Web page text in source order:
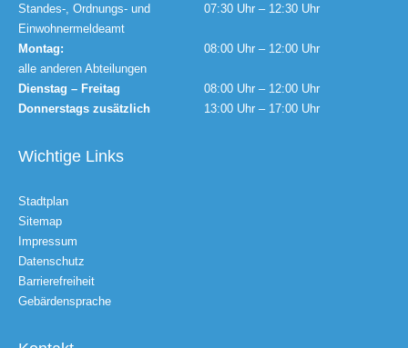
Standes-, Ordnungs- und
Einwohnermeldeamt
07:30 Uhr – 12:30 Uhr
Montag:
alle anderen Abteilungen
08:00 Uhr – 12:00 Uhr
Dienstag – Freitag
08:00 Uhr – 12:00 Uhr
Donnerstags zusätzlich
13:00 Uhr – 17:00 Uhr
Wichtige Links
Stadtplan
Sitemap
Impressum
Datenschutz
Barrierefreiheit
Gebärdensprache